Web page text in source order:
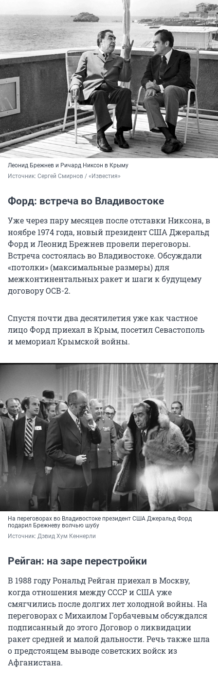
Леонид Брежнев и Ричард Никсон в Крыму
Источник: Сергей Смирнов / «Известия»
Форд: встреча во Владивостоке
Уже через пару месяцев после отставки Никсона, в
ноябре 1974 года, новый президент США Джеральд
Форд и Леонид Брежнев провели переговоры.
Встреча состоялась во Владивостоке. Обсуждали
«потолки» (максимальные размеры) для
межконтинентальных ракет и шаги к будущему
договору ОСВ-2.
Спустя почти два десятилетия уже как частное
лицо Форд приехал в Крым, посетил Севастополь
и мемориал Крымской войны.
На переговорах во Владивостоке президент США Джеральд Форд
подарил Брежневу волчью шубу
Источник: Дэвид Хум Кеннерли
Рейган: на заре перестройки
В 1988 году Рональд Рейган приехал в Москву,
когда отношения между СССР и США уже
смягчились после долгих лет холодной войны. На
переговорах с Михаилом Горбачевым обсуждался
подписанный до этого Договор о ликвидации
ракет средней и малой дальности. Речь также шла
о предстоящем выводе советских войск из
Афганистана.